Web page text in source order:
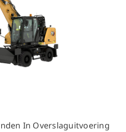
In Overslaguitvoering